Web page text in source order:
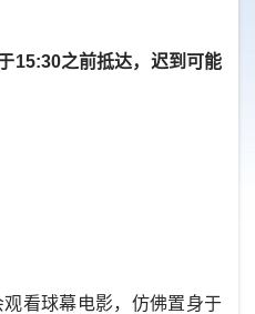
15:30之前抵达，迟到可能
看球幕电影，仿佛置身于